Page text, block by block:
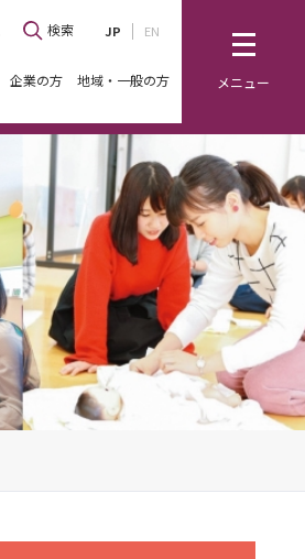
メニュー
検索 JP EN
企業の方 地域・一般の方